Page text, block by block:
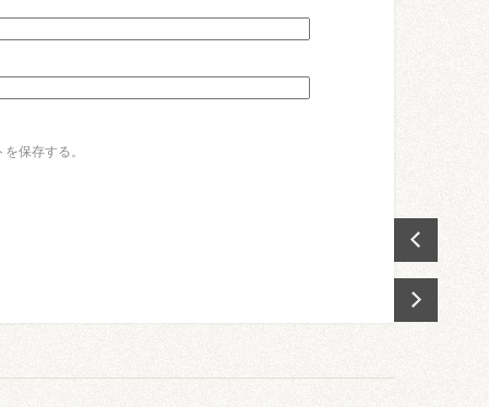
保存する。